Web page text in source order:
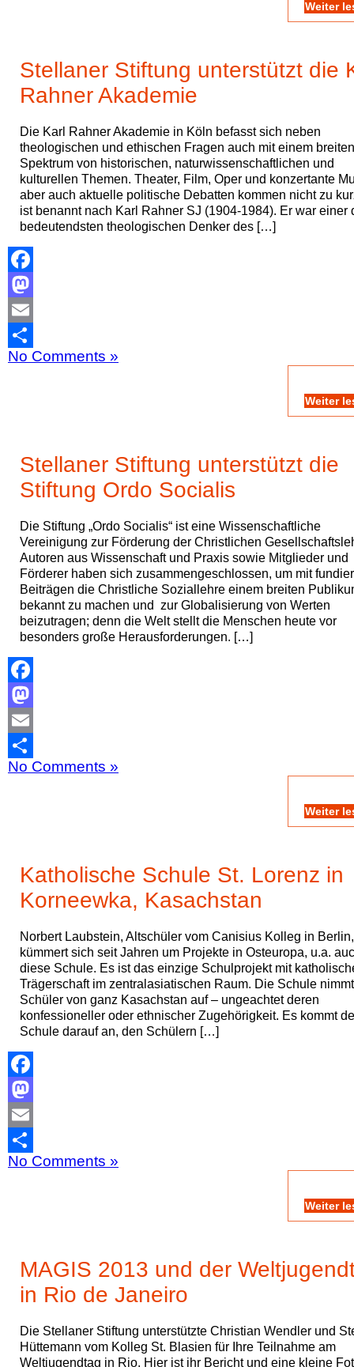
Weiter
Stellaner Stiftung unterstützt die
Rahner Akademie
Die Karl Rahner Akademie in Köln befasst sich neben
theologischen und ethischen Fragen auch mit einem breiten
Spektrum von historischen, naturwissenschaftlichen und
kulturellen Themen. Theater, Film, Oper und konzertante
aber auch aktuelle politische Debatten kommen nicht zu
ist benannt nach Karl Rahner SJ (1904-1984). Er war einer
bedeutendsten theologischen Denker des […]
Facebook
Mastodon
Email
Teilen
No Comments »
Weiter
Stellaner Stiftung unterstützt die
Stiftung Ordo Socialis
Die Stiftung „Ordo Socialis“ ist eine Wissenschaftliche
Vereinigung zur Förderung der Christlichen
Autoren aus Wissenschaft und Praxis sowie Mitglieder und
Förderer haben sich zusammengeschlossen, um mit
Beiträgen die Christliche Soziallehre einem breiten
bekannt zu machen und zur Globalisierung von Werten
beizutragen; denn die Welt stellt die Menschen heute vor
besonders große Herausforderungen. […]
Facebook
Mastodon
Email
Teilen
No Comments »
Weiter
Katholische Schule St. Lorenz in
Korneewka, Kasachstan
Norbert Laubstein, Altschüler vom Canisius Kolleg in Berlin,
kümmert sich seit Jahren um Projekte in Osteuropa, u.a.
diese Schule. Es ist das einzige Schulprojekt mit
Trägerschaft im zentralasiatischen Raum. Die Schule nimmt
Schüler von ganz Kasachstan auf – ungeachtet deren
konfessioneller oder ethnischer Zugehörigkeit. Es kommt
Schule darauf an, den Schülern […]
Facebook
Mastodon
Email
Teilen
No Comments »
Weiter
MAGIS 2013 und der
in Rio de Janeiro
Die Stellaner Stiftung unterstützte Christian Wendler und
Hüttemann vom Kolleg St. Blasien für Ihre Teilnahme am
Weltjugendtag in Rio. Hier ist ihr Bericht und eine kleine